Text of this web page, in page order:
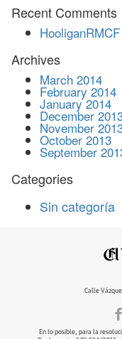
Recent Comments
HooliganRMCF
Archives
March 2014
February 2014
January 2014
December
November
October 2013
September
Categories
Sin categoría
Calle
En lo posible, para la